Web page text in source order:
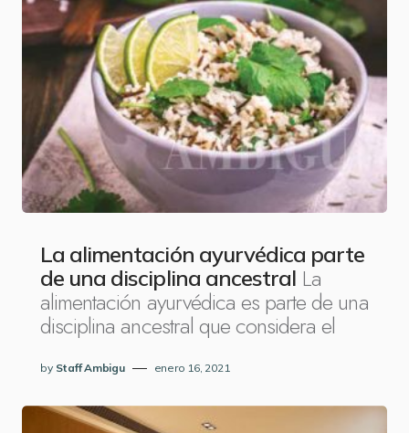
La alimentación ayurvédica parte
de una disciplina ancestral La
alimentación ayurvédica es parte de una
disciplina ancestral que considera el
by Staff Ambigu enero 16, 2021